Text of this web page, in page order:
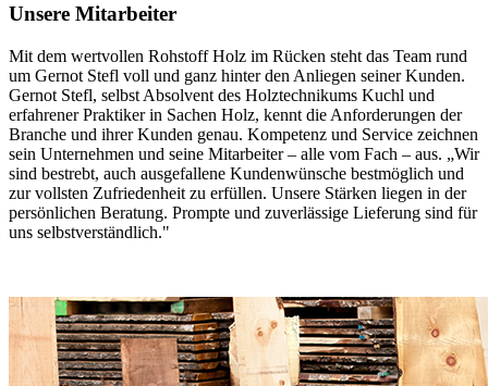
Unsere Mitarbeiter
Mit dem wertvollen Rohstoff Holz im Rücken steht das Team rund
um Gernot Stefl voll und ganz hinter den Anliegen seiner Kunden.
Gernot Stefl, selbst Absolvent des Holztechnikums Kuchl und
erfahrener Praktiker in Sachen Holz, kennt die Anforderungen der
Branche und ihrer Kunden genau. Kompetenz und Service zeichnen
sein Unternehmen und seine Mitarbeiter – alle vom Fach – aus. „Wir
sind bestrebt, auch ausgefallene Kundenwünsche bestmöglich und
zur vollsten Zufriedenheit zu erfüllen. Unsere Stärken liegen in der
persönlichen Beratung. Prompte und zuverlässige Lieferung sind für
uns selbstverständlich."